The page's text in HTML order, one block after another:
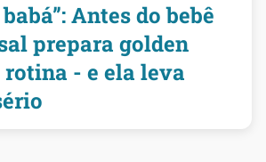
Antes do bebê
prepara golden
- e ela leva